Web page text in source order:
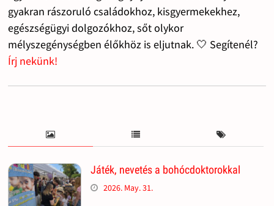
gyakran rászoruló családokhoz, kisgyermekekhez,
egészségügyi dolgozókhoz, sőt olykor
mélyszegénységben élőkhöz is eljutnak. 🤍 Segítenél?
Írj nekünk!
Játék, nevetés a bohócdoktorokkal
2026. May. 31.